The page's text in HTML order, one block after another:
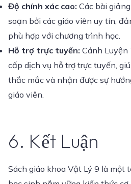
Độ chính xác cao: Các bài
soạn bởi các giáo viên uy tín,
phù hợp với chương trình học.
Hỗ trợ trực tuyến: Cánh Luyện
cấp dịch vụ hỗ trợ trực tuyến,
thắc mắc và nhận được sự
giáo viên.
6. Kết Luận
Sách giáo khoa Vật Lý 9 là một